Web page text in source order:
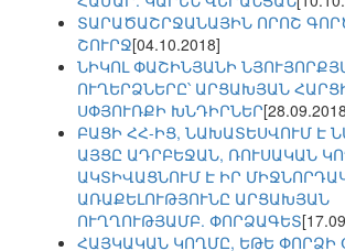
ՏԱՐԱԾԱՇՐՋԱՆԱՅԻՆ ՈՐՈՇ
ՇՈՒՐՋ[04.10.2018]
ՆԻԿՈԼ ՓԱՇԻՆՅԱՆԻ
ՈՒՂԵՐՁՆԵՐԸ՝ ԱՐՑԱԽՅԱՆ
ՍՓՅՈՒՌՔԻ ԽՆԴԻՐՆԵՐ
ԲԱՑԻ ՀՀ-ԻՑ, ՆԱԽԱՏԵՍՎՈՒՄ Է
ԱՅՑԸ ԱԴՐԲԵՋԱՆ, ՌՈՒՍԱԿԱՆ
ԱԿՏԻՎԱՑՆՈՒՄ Է ԻՐ
ԱՌԱՔԵԼՈՒԹՅՈՒՆԸ ԱՐՑԱԽՅԱՆ
ՈՒՂՂՈՒԹՅԱՄԲ. ՓՈՐՁԱԳԵՏ
ՀԱՅԿԱԿԱՆ ԿՈՂՄԸ, ԵԹԵ ՓՈՐՁԻ